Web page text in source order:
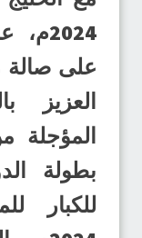
على صالة
العزيز
بطولة